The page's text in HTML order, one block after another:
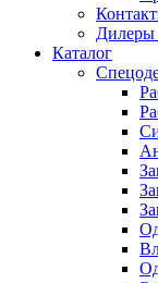
Каталог